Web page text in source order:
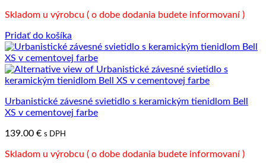
Skladom u výrobcu ( o dobe dodania budete informovaní )
Pridať do košíka
Urbanistické závesné svietidlo s keramickým tienidlom Bell
XS v cementovej farbe
139.00 € s DPH
Skladom u výrobcu ( o dobe dodania budete informovaní )